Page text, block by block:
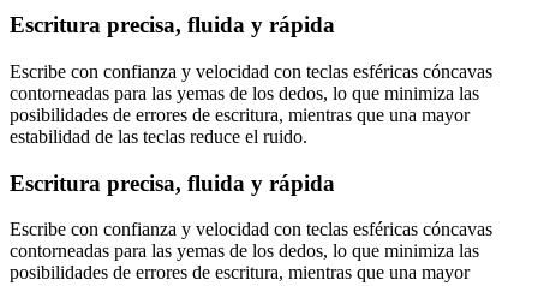
Escritura precisa, fluida y rápida
Escribe con confianza y velocidad con teclas esféricas cóncavas
contorneadas para las yemas de los dedos, lo que minimiza las
posibilidades de errores de escritura, mientras que una mayor
estabilidad de las teclas reduce el ruido.
Escritura precisa, fluida y rápida
Escribe con confianza y velocidad con teclas esféricas cóncavas
contorneadas para las yemas de los dedos, lo que minimiza las
posibilidades de errores de escritura, mientras que una mayor